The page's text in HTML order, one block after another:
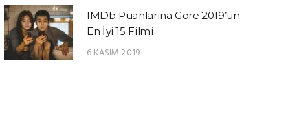
IMDb Puanlarına Göre 2019’un
En İyi 15 Filmi
6 KASIM 2019